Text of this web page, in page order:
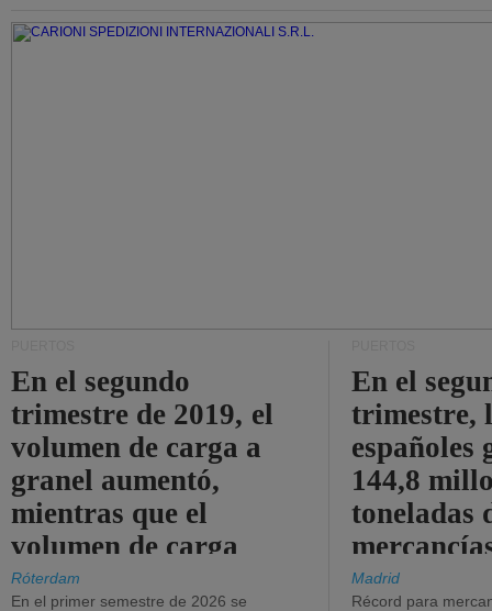
En el segundo
trimestre de 2019, el
volumen de carga a
granel aumentó,
mientras que el
volumen de carga
general disminuyó.
Róterdam
En el primer semestre de 2026 se
En el
trimestre,
españoles
144,8
toneladas
Madrid
Récord para